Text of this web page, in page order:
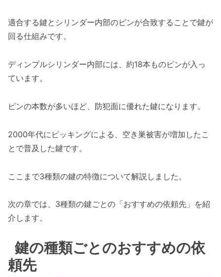
適合する鍵とシリンダー内部のピンが合致することで鍵が
回る仕組みです。
ディンプルシリンダー内部には、約18本ものピンが入っ
ています。
ピンの本数が多いほど、防犯面に優れた鍵になります。
2000年代にピッキングによる、空き巣被害が増加したこ
とで普及した鍵です。
ここまで3種類の鍵の特徴について解説しました。
次の章では、3種類の鍵ごとの「おすすめの依頼先」を紹
介します。
鍵の種類ごとのおすすめの依
頼先